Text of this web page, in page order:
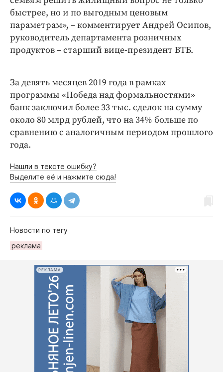
быстрее, но и по выгодным ценовым
параметрам», – комментирует Андрей Осипов,
руководитель департамента розничных
продуктов – старший вице-президент ВТБ.
За девять месяцев 2019 года в рамках
программы «Победа над формальностями»
банк заключил более 33 тыс. сделок на сумму
около 80 млрд рублей, что на 34% больше по
сравнению с аналогичным периодом прошлого
года.
Нашли в тексте ошибку?
Выделите её и нажмите сюда!
Новости по тегу
реклама
РЕКЛАМА